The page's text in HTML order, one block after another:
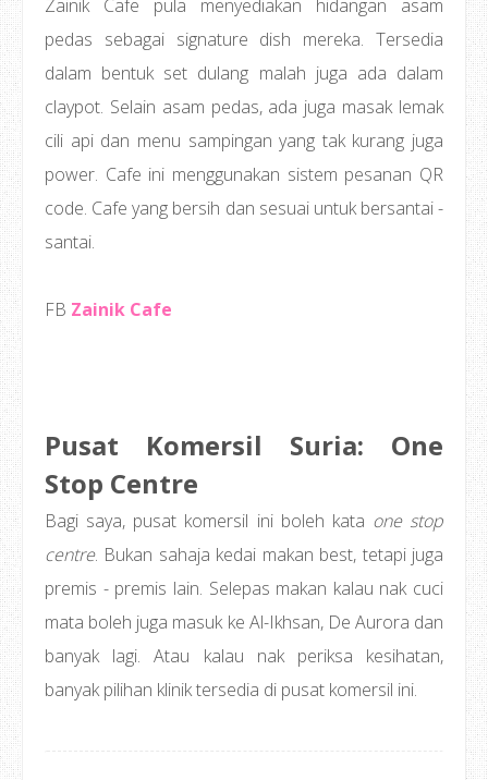
Zainik Cafe pula menyediakan hidangan asam
pedas sebagai signature dish mereka. Tersedia
dalam bentuk set dulang malah juga ada dalam
claypot. Selain asam pedas, ada juga masak lemak
cili api dan menu sampingan yang tak kurang juga
power. Cafe ini menggunakan sistem pesanan QR
code. Cafe yang bersih dan sesuai untuk bersantai -
santai.
FB Zainik Cafe
Pusat Komersil Suria: One
Stop Centre
Bagi saya, pusat komersil ini boleh kata one stop
centre. Bukan sahaja kedai makan best, tetapi juga
premis - premis lain. Selepas makan kalau nak cuci
mata boleh juga masuk ke Al-Ikhsan, De Aurora dan
banyak lagi. Atau kalau nak periksa kesihatan,
banyak pilihan klinik tersedia di pusat komersil ini.